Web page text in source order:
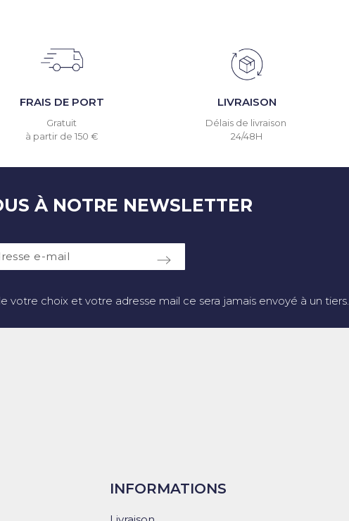
FRAIS DE PORT
Gratuit
à partir de 150 €
LIVRAISON
Délais de livraison
24/48H
À NOTRE NEWSLETTER
votre choix et votre adresse mail ce sera jamais envoyé à un tiers.
INFORMATIONS